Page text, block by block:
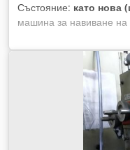
Състояние: като нова
машина за навиване на
пружини Djdpfsi Ik H